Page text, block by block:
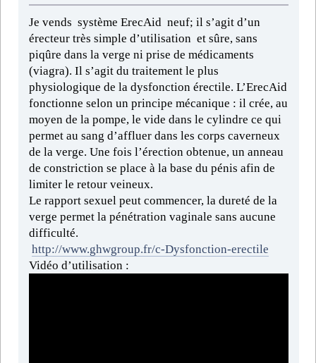
Je vends système ErecAid neuf; il s’agit d’un
érecteur très simple d’utilisation et sûre, sans
piqûre dans la verge ni prise de médicaments
(viagra). Il s’agit du traitement le plus
physiologique de la dysfonction érectile. L’ErecAid
fonctionne selon un principe mécanique : il crée, au
moyen de la pompe, le vide dans le cylindre ce qui
permet au sang d’affluer dans les corps caverneux
de la verge. Une fois l’érection obtenue, un anneau
de constriction se place à la base du pénis afin de
limiter le retour veineux.
Le rapport sexuel peut commencer, la dureté de la
verge permet la pénétration vaginale sans aucune
difficulté.
http://www.ghwgroup.fr/c-Dysfonction-erectile
Vidéo d’utilisation :